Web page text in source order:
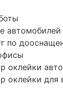
автомобилей
по
оклейки
оклейки для